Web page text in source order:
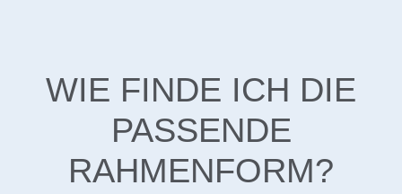
WIE FINDE ICH DIE
PASSENDE
RAHMENFORM?